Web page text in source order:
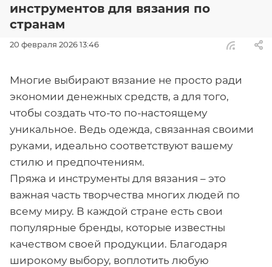
инструментов для вязания по
странам
20 февраля 2026 13:46
Многие выбирают вязание не просто ради
экономии денежных средств, а для того,
чтобы создать что-то по-настоящему
уникальное. Ведь одежда, связанная своими
руками, идеально соответствуют вашему
стилю и предпочтениям.
Пряжа и инструменты для вязания – это
важная часть творчества многих людей по
всему миру. В каждой стране есть свои
популярные бренды, которые известны
качеством своей продукции. Благодаря
широкому выбору, воплотить любую